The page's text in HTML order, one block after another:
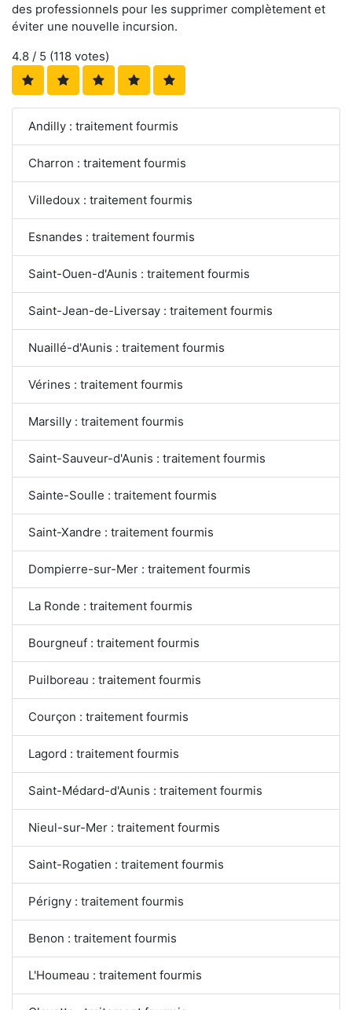
des professionnels pour les supprimer complètement et
éviter une nouvelle incursion.
4.8 / 5 (118 votes)
Andilly : traitement fourmis
Charron : traitement fourmis
Villedoux : traitement fourmis
Esnandes : traitement fourmis
Saint-Ouen-d'Aunis : traitement fourmis
Saint-Jean-de-Liversay : traitement fourmis
Nuaillé-d'Aunis : traitement fourmis
Vérines : traitement fourmis
Marsilly : traitement fourmis
Saint-Sauveur-d'Aunis : traitement fourmis
Sainte-Soulle : traitement fourmis
Saint-Xandre : traitement fourmis
Dompierre-sur-Mer : traitement fourmis
La Ronde : traitement fourmis
Bourgneuf : traitement fourmis
Puilboreau : traitement fourmis
Courçon : traitement fourmis
Lagord : traitement fourmis
Saint-Médard-d'Aunis : traitement fourmis
Nieul-sur-Mer : traitement fourmis
Saint-Rogatien : traitement fourmis
Périgny : traitement fourmis
Benon : traitement fourmis
L'Houmeau : traitement fourmis